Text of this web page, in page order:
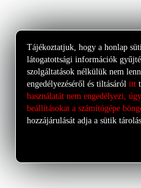
Tájékoztatjuk, hogy a honlap
látogatottsági információk
szolgáltatások nélkülük nem
engedélyezéséről és tiltásáról itt
használatát nem engedélyezi,
beállításokat a számítógépe
hozzájárulását adja a sütik